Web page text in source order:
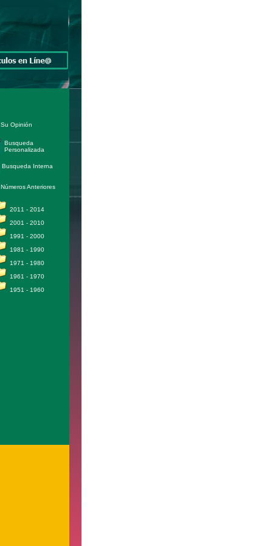
Su Opinión
Busqueda
Personalizada
Busqueda Interna
Números Anteriores
2011 - 2014
2001 - 2010
1991 - 2000
1981 - 1990
1971 - 1980
1961 - 1970
1951 - 1960